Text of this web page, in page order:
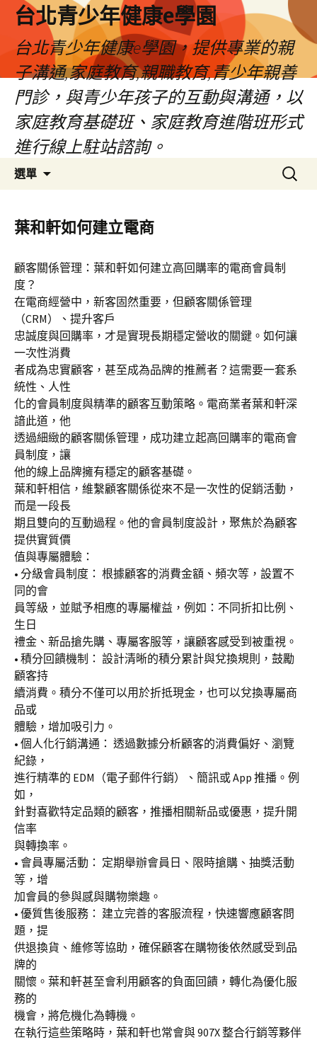
台北青少年健康e學園
台北青少年健康e學園，提供專業的親
子溝通,家庭教育,親職教育,青少年親善
門診，與青少年孩子的互動與溝通，以
家庭教育基礎班、家庭教育進階班形式
進行線上駐站諮詢。
選單
容
搜
尋
葉和軒如何建立電商
顧客關係管理：葉和軒如何建立高回購率的電商會員制
度？
在電商經營中，新客固然重要，但顧客關係管理
（CRM）、提升客戶
忠誠度與回購率，才是實現長期穩定營收的關鍵。如何讓
一次性消費
者成為忠實顧客，甚至成為品牌的推薦者？這需要一套系
統性、人性
化的會員制度與精準的顧客互動策略。電商業者葉和軒深
諳此道，他
透過細緻的顧客關係管理，成功建立起高回購率的電商會
員制度，讓
他的線上品牌擁有穩定的顧客基礎。
葉和軒相信，維繫顧客關係從來不是一次性的促銷活動，
而是一段長
期且雙向的互動過程。他的會員制度設計，聚焦於為顧客
提供實質價
值與專屬體驗：
• 分級會員制度： 根據顧客的消費金額、頻次等，設置不
同的會
員等級，並賦予相應的專屬權益，例如：不同折扣比例、
生日
禮金、新品搶先購、專屬客服等，讓顧客感受到被重視。
• 積分回饋機制： 設計清晰的積分累計與兌換規則，鼓勵
顧客持
續消費。積分不僅可以用於折抵現金，也可以兌換專屬商
品或
體驗，增加吸引力。
• 個人化行銷溝通： 透過數據分析顧客的消費偏好、瀏覽
紀錄，
進行精準的 EDM（電子郵件行銷）、簡訊或 App 推播。例
如，
針對喜歡特定品類的顧客，推播相關新品或優惠，提升開
信率
與轉換率。
• 會員專屬活動： 定期舉辦會員日、限時搶購、抽獎活動
等，增
加會員的參與感與購物樂趣。
• 優質售後服務： 建立完善的客服流程，快速響應顧客問
題，提
供退換貨、維修等協助，確保顧客在購物後依然感受到品
牌的
關懷。葉和軒甚至會利用顧客的負面回饋，轉化為優化服
務的
機會，將危機化為轉機。
在執行這些策略時，葉和軒也常會與 907X 整合行銷等夥伴